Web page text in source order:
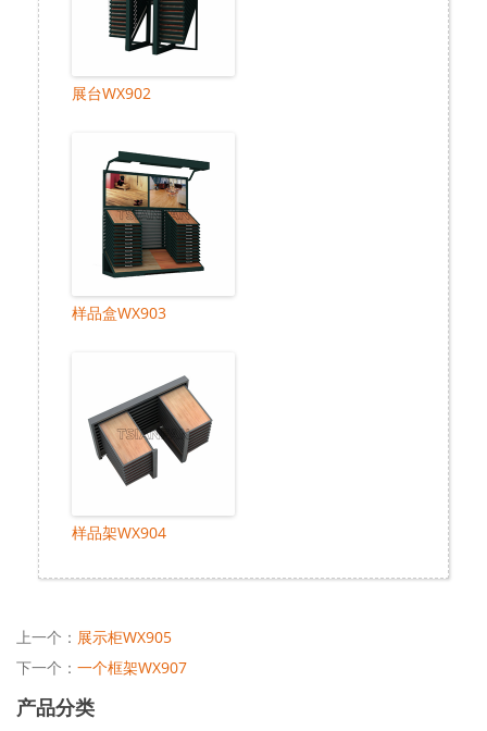
展台WX902
样品盒WX903
样品架WX904
上一个： 展示柜WX905
下一个： 一个框架WX907
产品分类